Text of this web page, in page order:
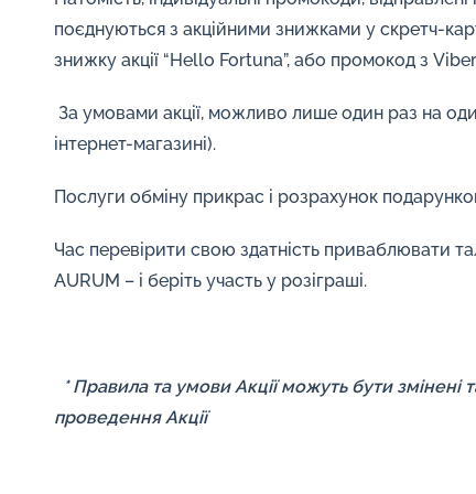
поєднуються з акційними знижками у скретч-
знижку акції “Hello Fortuna”, або промокод з
За умовами акції, можливо лише один раз на
інтернет-магазині).
Послуги обміну прикрас і розрахунок
Час перевірити свою здатність приваблювати
AURUM – і беріть участь у розіграші.
* Правила та умови Акції можуть бути змінені
проведення Акції